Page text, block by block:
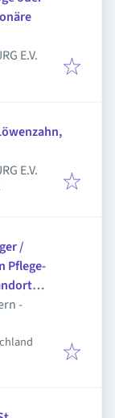
E.V.
E.V.
/
Pflege-
-